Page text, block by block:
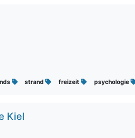
strand freizeit psychologie
Kiel